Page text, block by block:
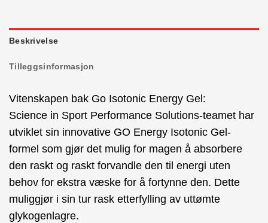
Beskrivelse
Tilleggsinformasjon
Vitenskapen bak Go Isotonic Energy Gel:
Science in Sport Performance Solutions-teamet har
utviklet sin innovative GO Energy Isotonic Gel-
formel som gjør det mulig for magen å absorbere
den raskt og raskt forvandle den til energi uten
behov for ekstra væske for å fortynne den. Dette
muliggjør i sin tur rask etterfylling av uttømte
glykogenlagre.